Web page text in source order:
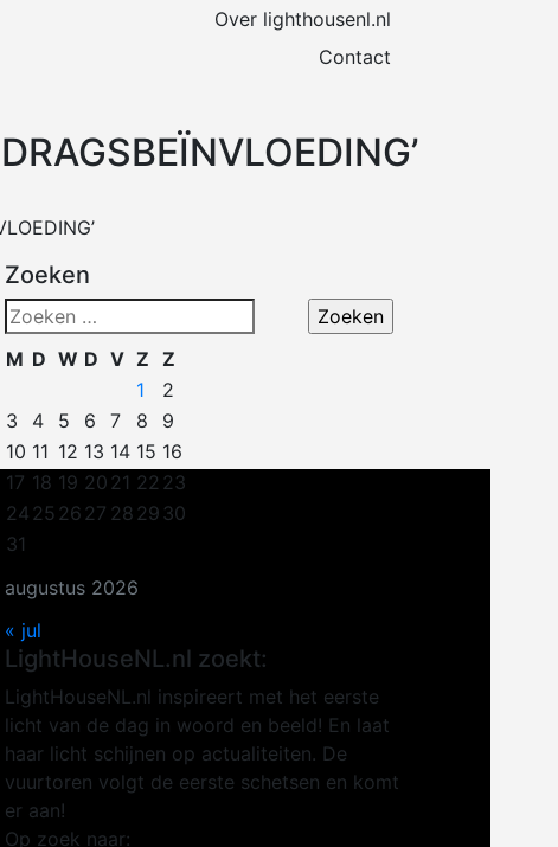
Over lighthousenl.nl
Contact
Zoeken
Zoeken
naar:
augustus 2026
M D W D V Z Z
1
2
3
4 5 6 7 8
9
10 11 12 13 14 15 16
17 18 19 20 21 22 23
24 25 26 27 28 29 30
31
« jul
LightHouseNL.nl zoekt:
LightHouseNL.nl inspireert met het eerste
licht van de dag in woord en beeld! En laat
haar licht schijnen op actualiteiten. De
vuurtoren volgt de eerste schetsen en komt
er aan!
Op zoek naar: